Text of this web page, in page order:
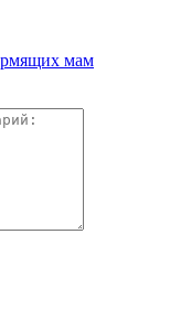
мам